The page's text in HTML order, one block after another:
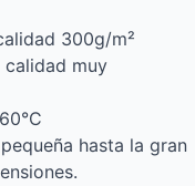
300g/m²
calidad muy
hasta la gran